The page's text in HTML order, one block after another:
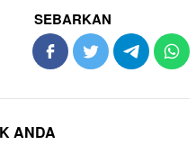
SEBARKAN
ANDA